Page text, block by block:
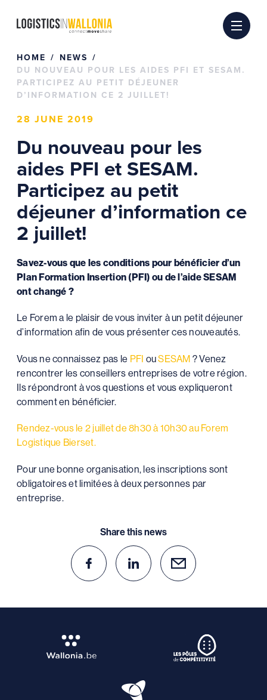
HOME
NEWS
DU NOUVEAU POUR LES AIDES PFI ET SESAM.
PARTICIPEZ AU PETIT DÉJEUNER
D’INFORMATION CE 2 JUILLET!
28 JUNE 2019
Du nouveau pour les
aides PFI et SESAM.
Participez au petit
déjeuner d’information ce
2 juillet!
Savez-vous que les conditions pour bénéficier d’un
Plan Formation Insertion (PFI) ou de l’aide SESAM
ont changé ?
Le Forem a le plaisir de vous inviter à un petit déjeuner
d’information afin de vous présenter ces nouveautés.
Vous ne connaissez pas le PFI ouSESAM ? Venez
rencontrer les conseillers entreprises de votre région.
Ils répondront à vos questions et vous expliqueront
comment en bénéficier.
Rendez-vous le 2 juillet de 8h30 à 10h30 au Forem
Logistique Bierset.
Pour une bonne organisation, les inscriptions sont
obligatoires et limitées à deux personnes par
entreprise.
Share this news